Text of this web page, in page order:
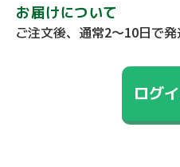
お届けについて
ご注文後、通常2～10日で発
ログ